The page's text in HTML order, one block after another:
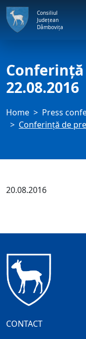
Consiliul
Județean
Dâmbovița
Conferință
22.08.2016
Home
Press
Conferință de
20.08.2016
CONTACT